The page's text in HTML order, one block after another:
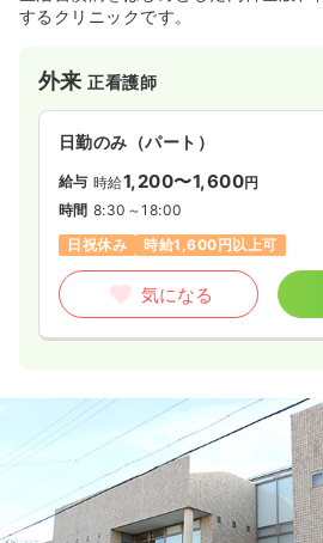
するクリニックです。
外来正看護師
日勤のみ（パート）
給与 時給1,200〜1,600円
時間 8:30～18:00
日祝休み
時給1,600円以上可
気になる